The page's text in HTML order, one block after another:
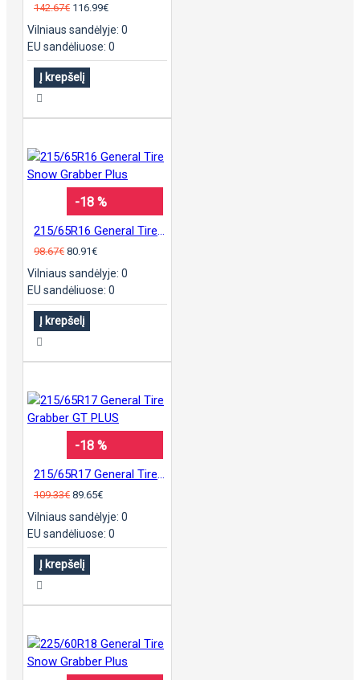
142.67€ 116.99€
Vilniaus sandėlyje: 0
EU sandėliuose: 0
Į krepšelį
-18 %
98.67€ 80.91€
Vilniaus sandėlyje: 0
EU sandėliuose: 0
Į krepšelį
-18 %
109.33€ 89.65€
Vilniaus sandėlyje: 0
EU sandėliuose: 0
Į krepšelį